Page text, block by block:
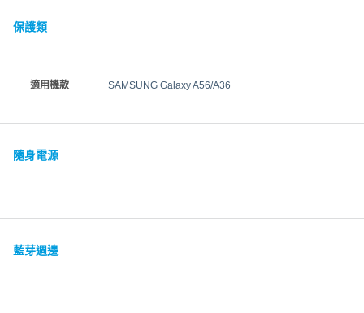
保護類
適用機款 SAMSUNG Galaxy A56/A36
隨身電源
藍芽週邊